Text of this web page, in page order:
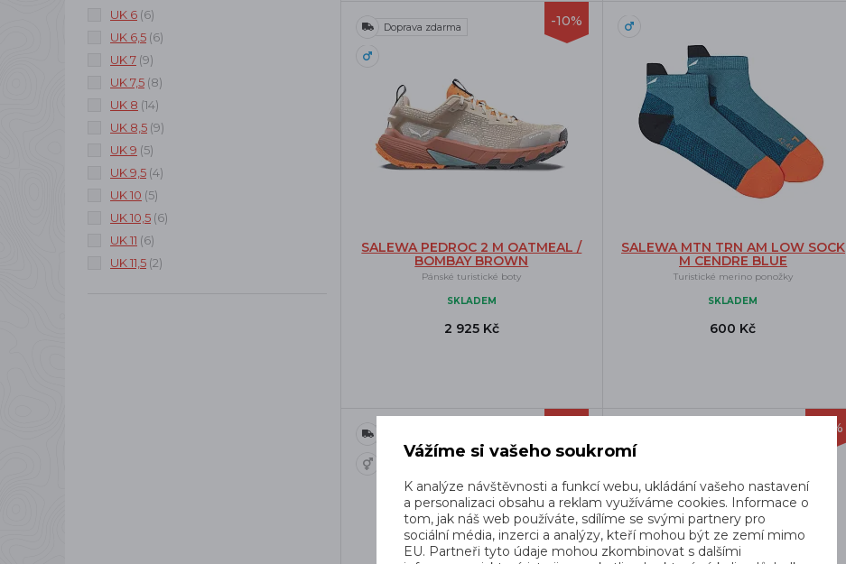
UK 6 (6)
UK 6,5 (6)
UK 7 (9)
UK 7,5 (8)
UK 8 (14)
UK 8,5 (9)
UK 9 (5)
UK 9,5 (4)
UK 10 (5)
UK 10,5 (6)
UK 11 (6)
UK 11,5 (2)
-10%
Doprava zdarma
SALEWA PEDROC 2 M OATMEAL /
BOMBAY BROWN
Pánské turistické boty
SKLADEM
2 925 Kč
SALEWA MTN TRN AM LOW SOCK
M CENDRE BLUE
Turistické merino ponožky
SKLADEM
600 Kč
-12%
Vážíme si vašeho soukromí
K analýze návštěvnosti a funkcí webu, ukládání vašeho nastavení
a personalizaci obsahu a reklam využíváme cookies. Informace o
tom, jak náš web používáte, sdílíme se svými partnery pro
sociální média, inzerci a analýzy, kteří mohou být ze zemí mimo
EU. Partneři tyto údaje mohou zkombinovat s dalšími